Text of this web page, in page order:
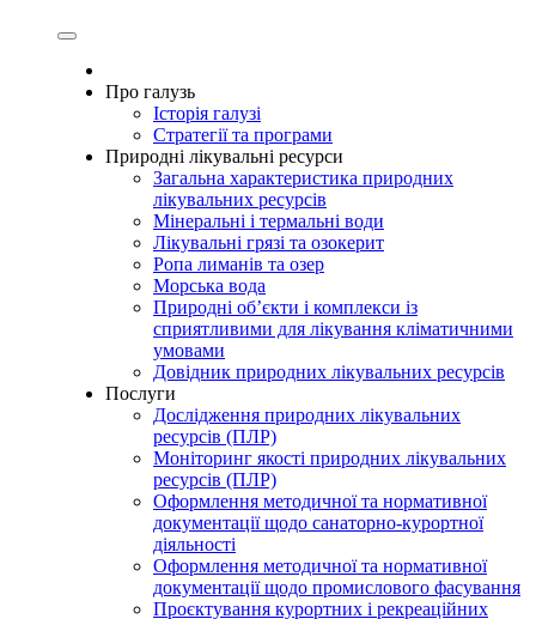
Про галузь
Історія галузі
Стратегії та програми
Природні лікувальні ресурси
Загальна характеристика природних
лікувальних ресурсів
Мінеральні і термальні води
Лікувальні грязі та озокерит
Ропа лиманів та озер
Морська вода
Природні об’єкти і комплекси із
сприятливими для лікування кліматичними
умовами
Довідник природних лікувальних ресурсів
Послуги
Дослідження природних лікувальних
ресурсів (ПЛР)
Моніторинг якості природних лікувальних
ресурсів (ПЛР)
Оформлення методичної та нормативної
документації щодо санаторно-курортної
діяльності
Оформлення методичної та нормативної
документації щодо промислового фасування
Проєктування курортних і рекреаційних